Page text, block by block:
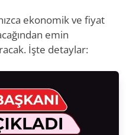
ekonomik ve fiyat
emin
İşte detaylar: